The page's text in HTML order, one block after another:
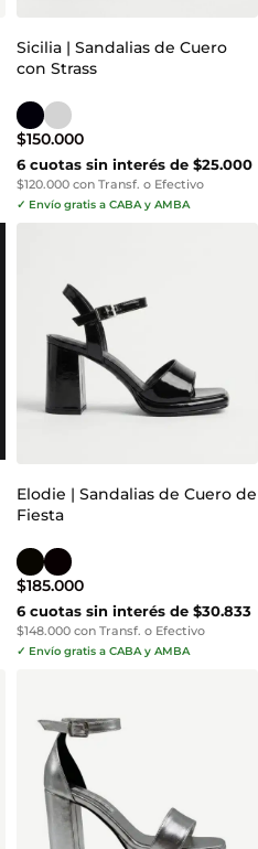
Sicilia | Sandalias de Cuero
con Strass
$150.000
6 cuotas sin interés de $25.000
$120.000 con Transf. o Efectivo
✓ Envío gratis a CABA y AMBA
Elodie | Sandalias de Cuero de
Fiesta
$185.000
6 cuotas sin interés de $30.833
$148.000 con Transf. o Efectivo
✓ Envío gratis a CABA y AMBA